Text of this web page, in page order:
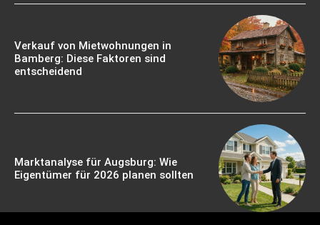
Verkauf von Mietwohnungen in
Bamberg: Diese Faktoren sind
entscheidend
Marktanalyse für Augsburg: Wie
Eigentümer für 2026 planen sollten